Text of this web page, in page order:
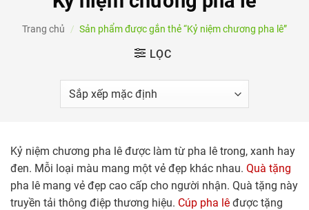
Trang chủ / Sản phẩm được gắn thẻ “Kỷ niệm chương pha lê”
LỌC
Kỷ niệm chương pha lê được làm từ pha lê trong, xanh hay
đen. Mỗi loại màu mang một vẻ đẹp khác nhau. Quà tặng
pha lê mang vẻ đẹp cao cấp cho người nhận. Quà tặng này
truyền tải thông điệp thương hiệu. Cúp pha lê được tặng